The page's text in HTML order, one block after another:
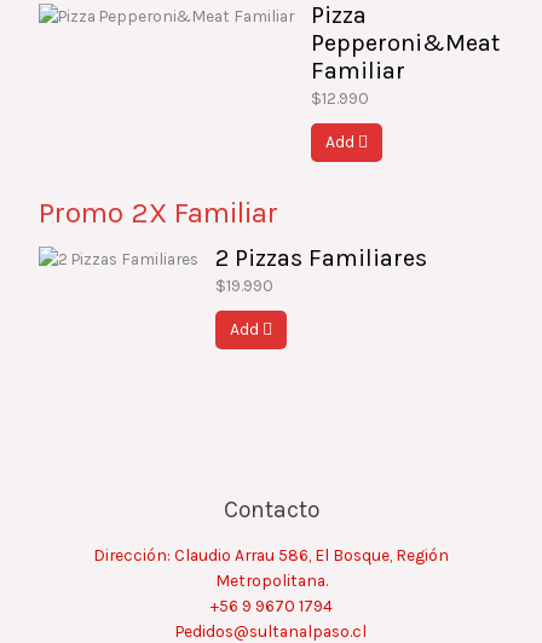
Pizza
Pepperoni&Meat
Familiar
$12.990
Add
Promo 2X Familiar
2 Pizzas Familiares
$19.990
Add
Contacto
Dirección: Claudio Arrau 586, El Bosque, Región
Metropolitana.
+56 9 9670 1794
Pedidos@sultanalpaso.cl